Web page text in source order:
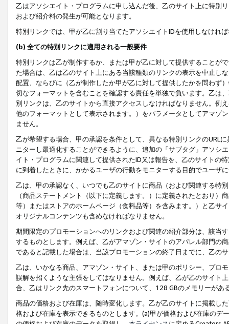
乙はアソシエイト・プログラムに申し込んだ後、乙のサイト上に特別
および紹介料の発生が可能となります。
特別リンクでは、甲が乙に割り当てたアソシエイトIDを使用しなけれ
(b) 全ての特別リンクに適用される一般要件
特別リンクは乙が制作するか、または甲が乙に対して提供することが
た場合は、乙は乙のサイト上にある当該種類のリンクの表示を中止し
配置、ならびに（乙が制作したか甲が乙に対して提供したかを問わず
切なフォーマットを含むことを確認する責任を単独で負います。乙は
別リンクは、乙のサイトから直接アクセスしなければなりません。例
他のフォーマットとして表示されます。）をパラメータとしてアマゾ
ません。
乙が希望する場合、甲の承認を条件として、異なる特別リンクのURL
ニターし最適化することができるように、追加の「サブタグ」アソシ
イト・プログラムに関連して提供されたID又は報告を、乙のサイトの
に到着したときに、かかるユーザの行動をモニターする目的でユーザ
乙は、甲の承認なく、いつでも乙のサイトに商品（および関連する特
（商品ステートメント（以下に定義します。）に定義されたとおり
等）またはストアのホームページ（食料品等）を含みます。）と乙サ
オリジナルコンテンツも含めなければなりません。
期間限定のプロモーションへのリンクおよび関連の紹介部分は、該当
するものとします。例えば、乙がアマゾン・サイトのアパレル部門の
であると記載した場合は、当該プロモーションの終了日までに、乙の
乙は、いかなる商品、アマゾン・サイト、または甲のポリシー、プロ
誤解を招くような主張をしてはなりません。例えば、乙が乙のサイト
合、乙はリンク先のスマートフォンについて、128 GBのメモリーがあ
商品の価格および在庫は、随時変化します。乙が乙のサイトに掲載し
格および在庫を表示できるものとします。(a)甲が価格および在庫の